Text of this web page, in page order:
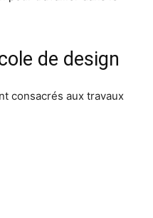
de design
consacrés aux travaux